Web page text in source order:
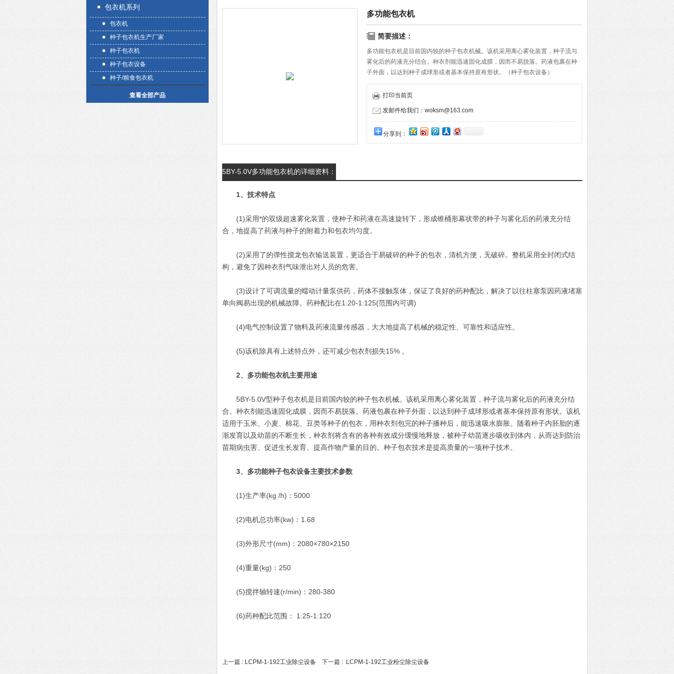
包衣机系列
包衣机
种子包衣机生产厂家
种子包衣机
种子包衣设备
种子/粮食包衣机
查看全部产品
多功能包衣机
简要描述：
多功能包衣机是目前国内较的种子包衣机械。该机采用离心雾化装置，种子流与
雾化后的药液充分结合。种衣剂能迅速固化成膜，因而不易脱落。药液包裹在种
子外面，以达到种子成球形或者基本保持原有形状。（种子包衣设备）
打印当前页
发邮件给我们：woksm@163.com
分享到：
5BY-5.0V多功能包衣机的详细资料：
1、技术特点
(1)采用*的双级超速雾化装置，使种子和药液在高速旋转下，形成锥桶形幕状带的种子与雾化后的药液充分结
合，地提高了药液与种子的附着力和包衣均匀度。
(2)采用了的弹性搅龙包衣输送装置，更适合于易破碎的种子的包衣，清机方便，无破碎。整机采用全封闭式结
构，避免了因种衣剂气味泄出对人员的危害。
(3)设计了可调流量的蠕动计量泵供药，药体不接触泵体，保证了良好的药种配比，解决了以往柱塞泵因药液堵塞
单向阀易出现的机械故障。药种配比在1:20-1:125(范围内可调)
(4)电气控制设置了物料及药液流量传感器，大大地提高了机械的稳定性、可靠性和适应性。
(5)该机除具有上述特点外，还可减少包衣剂损失15% 。
2、多功能包衣机主要用途
5BY-5.0V型种子包衣机是目前国内较的种子包衣机械。该机采用离心雾化装置，种子流与雾化后的药液充分结
合。种衣剂能迅速固化成膜，因而不易脱落。药液包裹在种子外面，以达到种子成球形或者基本保持原有形状。该机
适用于玉米、小麦、棉花、豆类等种子的包衣，用种衣剂包完的种子播种后，能迅速吸水膨胀。随着种子内胚胎的逐
渐发育以及幼苗的不断生长，种衣剂将含有的各种有效成分缓慢地释放，被种子幼苗逐步吸收到体内，从而达到防治
苗期病虫害、促进生长发育、提高作物产量的目的。种子包衣技术是提高质量的一项种子技术。
3、多功能种子包衣设备主要技术参数
(1)生产率(kg /h)：5000
(2)电机总功率(kw)：1.68
(3)外形尺寸(mm)：2080×780×2150
(4)重量(kg)：250
(5)搅拌轴转速(r/min)：280-380
(6)药种配比范围： 1:25-1:120
上一篇 : LCPM-1-192工业除尘设备 下一篇 : LCPM-1-192工业粉尘除尘设备